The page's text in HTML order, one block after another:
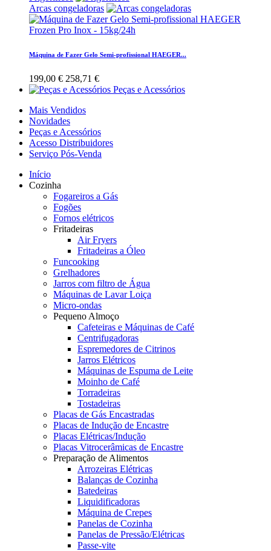
Arcas congeladoras
Máquina de Fazer Gelo Semi-profissional HAEGER...
199,00 € 258,71 €
Peças e Acessórios
Mais Vendidos
Novidades
Peças e Acessórios
Acesso Distribuidores
Serviço Pós-Venda
Início
Cozinha
Fogareiros a Gás
Fogões
Fornos elétricos
Fritadeiras
Air Fryers
Fritadeiras a Óleo
Funcooking
Grelhadores
Jarros com filtro de Água
Máquinas de Lavar Loiça
Micro-ondas
Pequeno Almoço
Cafeteiras e Máquinas de Café
Centrifugadoras
Espremedores de Citrinos
Jarros Elétricos
Máquinas de Espuma de Leite
Moinho de Café
Torradeiras
Tostadeiras
Placas de Gás Encastradas
Placas de Indução de Encastre
Placas Elétricas/Indução
Placas Vitrocerâmicas de Encastre
Preparação de Alimentos
Arrozeiras Elétricas
Balanças de Cozinha
Batedeiras
Liquidificadoras
Máquina de Crepes
Panelas de Cozinha
Panelas de Pressão/Elétricas
Passe-vite